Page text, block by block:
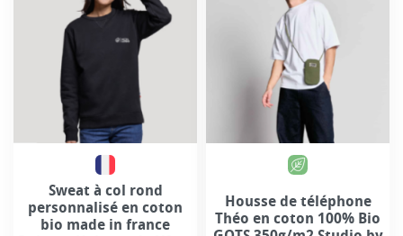
Sweat à col rond
personnalisé en coton
bio made in france
Housse de téléphone
Théo en coton 100% Bio